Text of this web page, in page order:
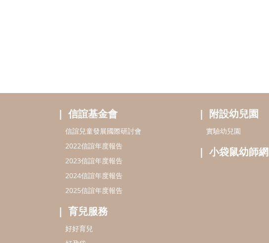
信誼基金會
信誼兒童發展國際研討會
2022信誼年度報告
2023信誼年度報告
2024信誼年度報告
2025信誼年度報告
育兒服務
好好育兒
附設幼兒園
實驗幼兒園
小袋鼠幼師網